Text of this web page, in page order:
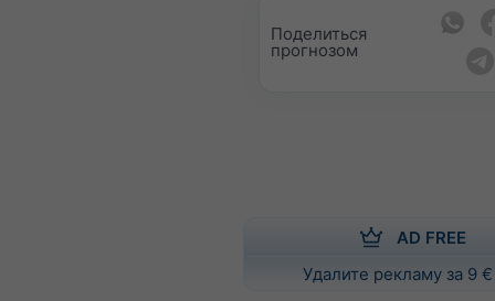
Поделиться
прогнозом
AD FREE
Удалите рекламу за 9 €